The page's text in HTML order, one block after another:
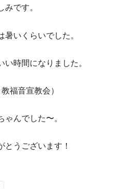
です。
いくらいでした。
時間になりました。
福音宣教会）
んでした〜。
うございます！